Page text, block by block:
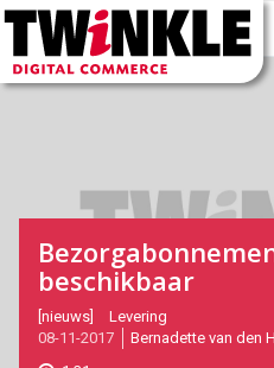
Twinkle
Digital
Commerce
Hoofdmenu
beschikbaar
2017-
11-
08T10:43:00
[nieuws]
Levering
08-11-2017
Bernadette van den